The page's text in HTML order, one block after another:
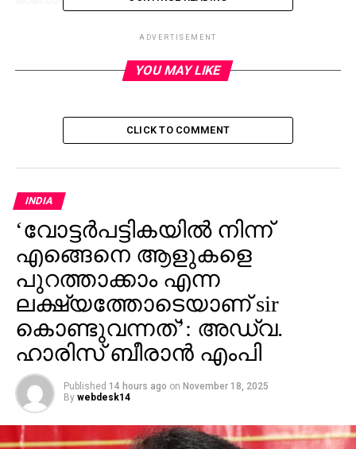
മോഹന്‍ലാലിന്റെ ബ്ലോഗിനെ പിന്തുണച്ച്
ADVERTISEMENT
YOU MAY LIKE
CLICK TO COMMENT
INDIA
‘വോട്ടര്‍പട്ടികയില്‍ നിന്ന്
എങ്ങെനെ ആളുകളെ
പുറത്താക്കാം എന്ന
ലക്ഷ്യത്തോടെയാണ് sir
കൊണ്ടുവന്നത്’: അഡ്വ.
ഹാരിസ് ബീരാൻ എംപി
Published 14 hours ago on November 18, 2025
By webdesk14